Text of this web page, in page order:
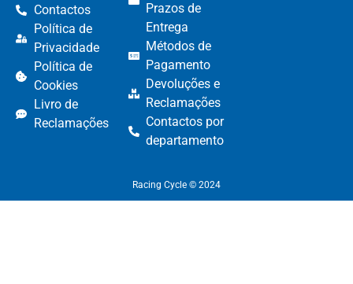
Contactos
Política de
Privacidade
Política de
Cookies
Livro de
Reclamações
Prazos de
Entrega
Métodos de
Pagamento​
Devoluções e
Reclamações​
Contactos por
departamento​
Racing Cycle © 2024